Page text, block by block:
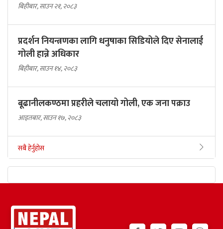
बिहीबार, साउन २१, २०८३
प्रदर्शन नियन्त्रणका लागि धनुषाका सिडियोले दिए सेनालाई
गोली हान्ने अधिकार
बिहीबार, साउन १४, २०८३
बूढानीलकण्ठमा प्रहरीले चलायो गोली, एक जना पक्राउ
आइतबार, साउन १७, २०८३
सबै हेर्नुहोस